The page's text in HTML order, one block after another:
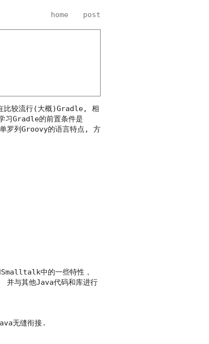
home post
比较流行(大概)Gradle, 相
习Gradle的前置条件是
罗列Groovy的语言特点, 方
Smalltalk中的一些特性，
并与其他Java代码和库进行
无缝衔接.